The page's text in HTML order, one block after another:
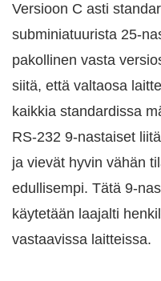
Versioon C asti
subminiatuurista 25-
pakollinen vasta
siitä, että valtaosa
kaikkia standardissa
RS-232 9-nastaiset
ja vievät hyvin vähän
edullisempi. Tätä 9-
käytetään laajalti
vastaavissa laitteissa.